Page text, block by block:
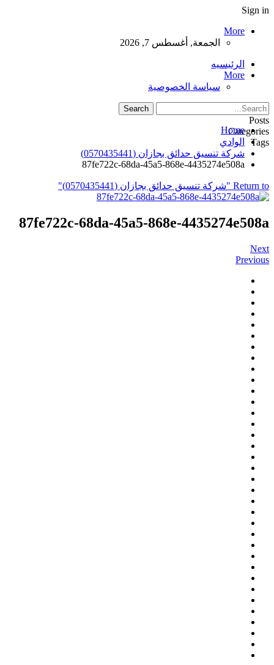
Sign in
More
الجمعة, أغسطس 7, 2026
الرئيسيه
More
سياسة الخصوصية
Posts
Categories
Tags
Home
الوادي
شركة تنسيق حدائق بجازان (0570435441)
87fe722c-68da-45a5-868e-4435274e508a
Return to "شركة تنسيق حدائق بجازان (0570435441)"
87fe722c-68da-45a5-868e-4435274e508a
Next
Previous